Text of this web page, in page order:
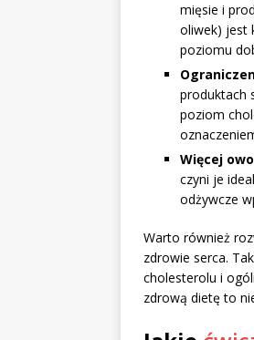
mięsie i
oliwek) jest
poziomu
produktach
poziom
Więcej
czyni je
odżywcze
Warto również
zdrowie serca.
cholesterolu i
zdrową dietę to